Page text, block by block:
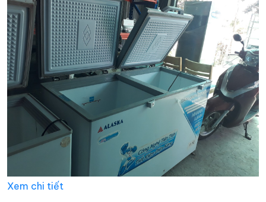
Xem chi tiết